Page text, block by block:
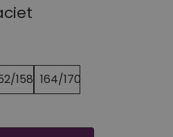
158 164/170